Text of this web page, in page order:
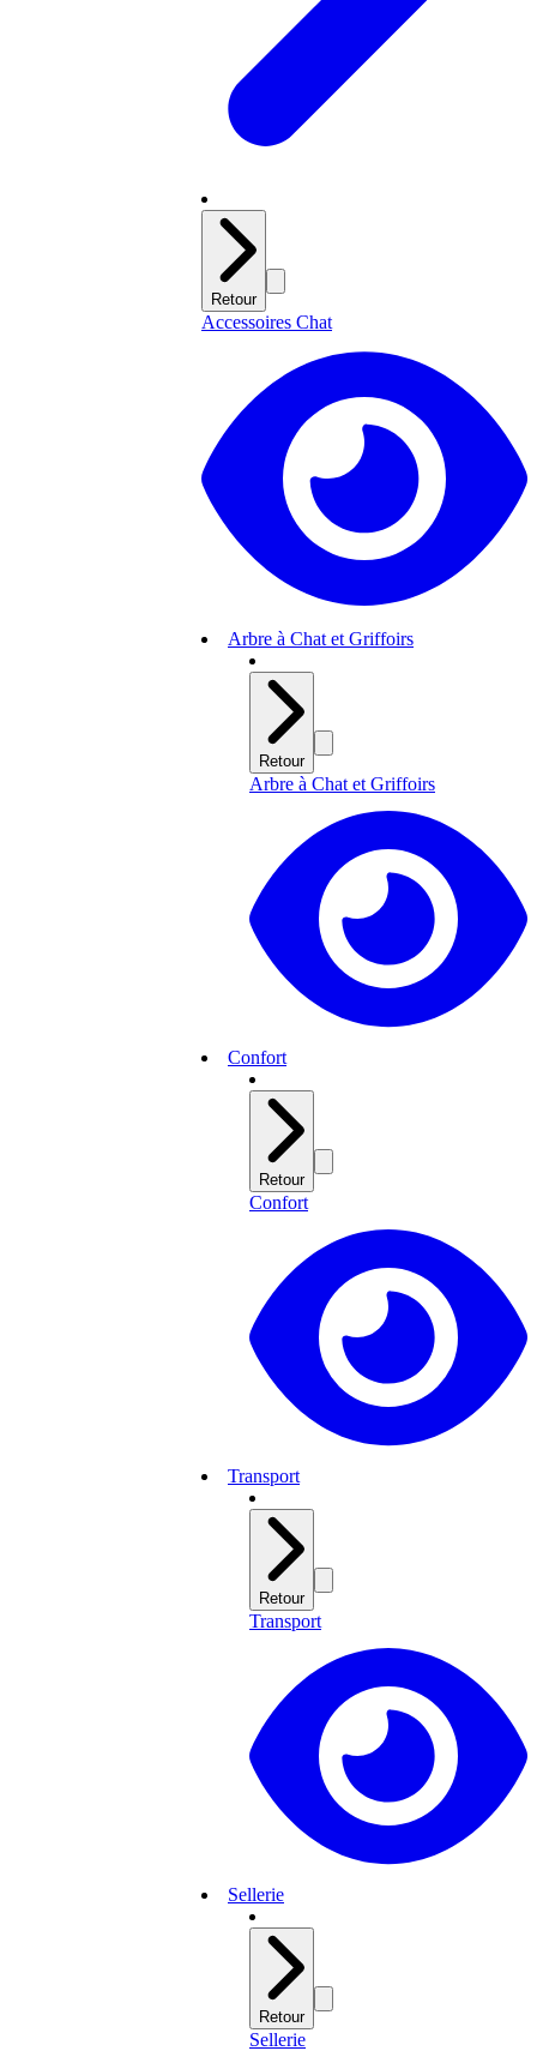
Retour
Accessoires Chat
Arbre à Chat et Griffoirs
Retour
Arbre à Chat et Griffoirs
Confort
Retour
Confort
Transport
Retour
Transport
Sellerie
Retour
Sellerie